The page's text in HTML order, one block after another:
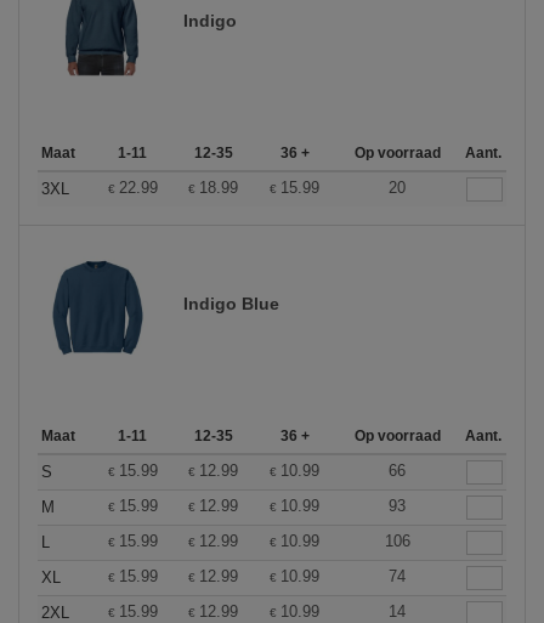
Indigo
Maat 1-11 12-35 36 + Op voorraad Aant.
3XL € 22.99 € 18.99 € 15.99 20
Indigo Blue
Maat 1-11 12-35 36 + Op voorraad Aant.
S € 15.99 € 12.99 € 10.99
66
M
€ 15.99 € 12.99 € 10.99
93
L
€ 15.99 € 12.99 € 10.99
106
XL
€ 15.99 € 12.99 € 10.99
74
2XL
€ 15.99 € 12.99 € 10.99 14